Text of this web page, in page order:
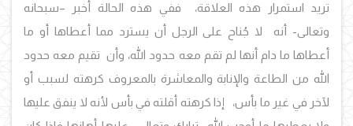
تريد استمرار هذه العلاقة، ففي هذه الحالة أخبر –سبحانه
وتعالى- أنه لا جُناح على الرجل أن يسترد مما أعطاها أو ما
أعطاها ما دام أنها لم تقم معه حدود الله، وأن تقيم معه حدود
الله من الطاعة والإنابة والمعاشرة بالمعروف كرهته لسبب أو
لآخر في غير ما بأس، إذا كرهته أقلته في بأس لأنه لا ينفق عليها